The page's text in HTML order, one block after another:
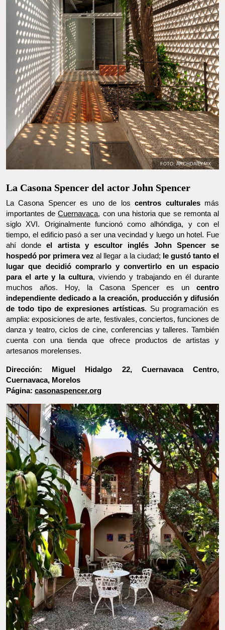
FOTO: ARCHDAILY.MX
La Casona Spencer del actor John Spencer
importantes deCuernavaca, con una historia que se remonta al
siglo XVI. Originalmente funcionó como alhóndiga, y con el
tiempo, el edificio pasó a ser una vecindad y luego un hotel. Fue
ahí donde
el artista y escultor inglés John Spencer se hospedó
por primera vezal llegar a la ciudad;le gustó tanto el lugar que
decidió comprarlo y convertirlo en un espacio para el arte y la
cultura, viviendo y trabajando en él durante muchos años.Hoy, la
Casona Spencer es uncentro independiente dedicado a la
creación, producción y difusión de todo tipo de expresiones
artísticas
. Su programación es amplia: exposiciones de arte,
festivales, conciertos, funciones de danza y teatro, ciclos de cine,
conferencias y talleres. También cuenta con una tienda que
ofrece productos de artistas y artesanos morelenses.
Dirección: Miguel Hidalgo 22, Cuernavaca Centro, Cuernavaca,
Morelos